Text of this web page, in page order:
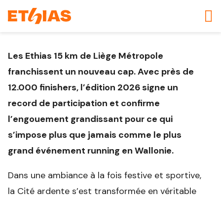
Les Ethias 15 km de Liège Métropole
franchissent un nouveau cap. Avec près de
12.000 finishers, l’édition 2026 signe un
record de participation et confirme
l’engouement grandissant pour ce qui
s’impose plus que jamais comme le plus
grand événement running en Wallonie.
Dans une ambiance à la fois festive et sportive,
la Cité ardente s’est transformée en véritable